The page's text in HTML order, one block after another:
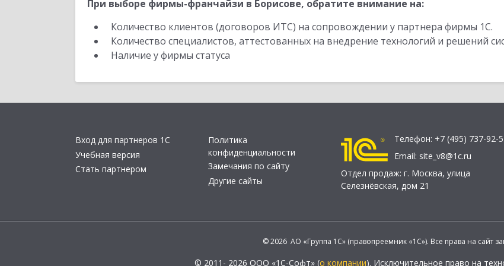
При выборе фирмы-франчайзи в Борисове, обратите внимание на:
Количество клиентов (договоров ИТС) на сопровождении у партнера фирмы 1С.
Количество специалистов, аттестованных на внедрение технологий и решений
Наличие у фирмы статуса
Вход для партнеров 1С
Учебная версия
Стать партнером
Политика
конфиденциальности
Замечания по сайту
Другие сайты
Телефон: +7 (495) 737-92-
Email: site_v8@1c.ru
Отдел продаж: г. Москва, улица
Селезнёвская, дом 21
© 2026 АО «Группа 1С» (правопреемник «1С»). Все права на сайт
© 2011- 2026 ООО «1С-Софт» (о компании). Исключительное право на